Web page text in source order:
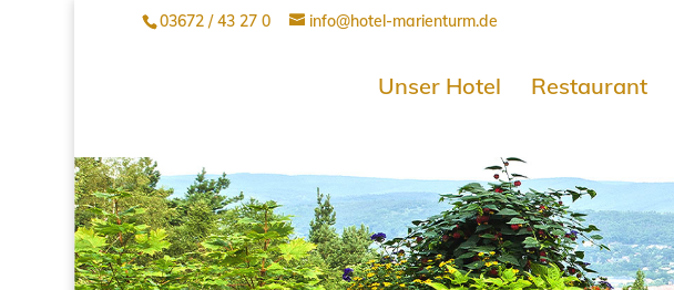
03672 / 43 27 0 info@hotel-marienturm.de
Unser Hotel Restaurant